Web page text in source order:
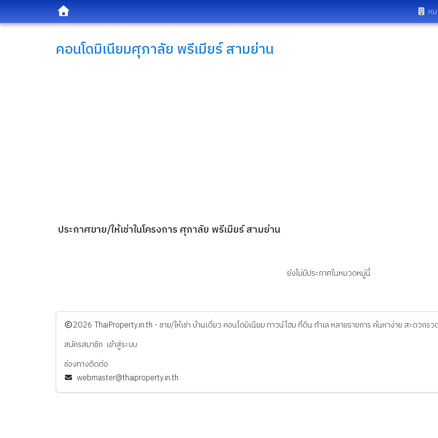
ห
คอนโดมิเนียมศุภาลัย พรีเมียร์ สามย่าน
ประกาศขาย/ให้เช่าในโครงการ ศุภาลัย พรีเมียร์ สามย่าน
ยังไม่มีประกาศในหมวดหมู่นี้
️2026 ThaiProperty.in.th - ขาย/ให้เช่า บ้านเดี่ยว คอนโดมิเนียม ทาวน์โฮม ที่ดิน ทำเล หลายรายการ ค้นหาง่าย สะดวกรว
สมัครสมาชิก เข้าสู่ระบบ
ช่องทางติดต่อ
webmaster@thaiproperty.in.th